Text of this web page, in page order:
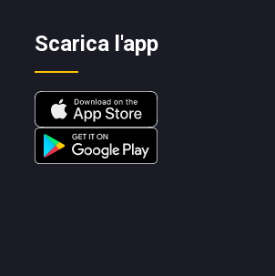
Scarica l'app